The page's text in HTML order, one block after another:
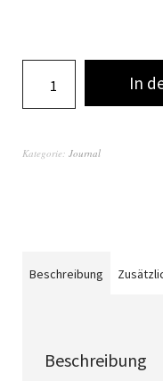
In
Kategorie: Journal
Beschreibung
Beschreibung